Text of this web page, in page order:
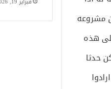
مشروعه
هذه
حدثا